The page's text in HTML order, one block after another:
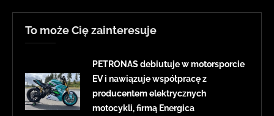
To może Cię zainteresuje
PETRONAS debiutuje w motorsporcie
EV i nawiązuje współpracę z
producentem elektrycznych
motocykli, firmą Energica